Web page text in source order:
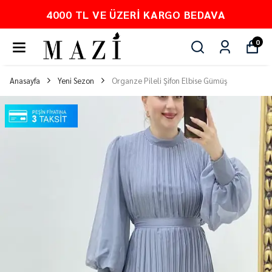
4000 TL VE ÜZERI KARGO BEDAVA
0
Anasayfa Yeni Sezon Organze Pileli Şifon Elbise Gümüş